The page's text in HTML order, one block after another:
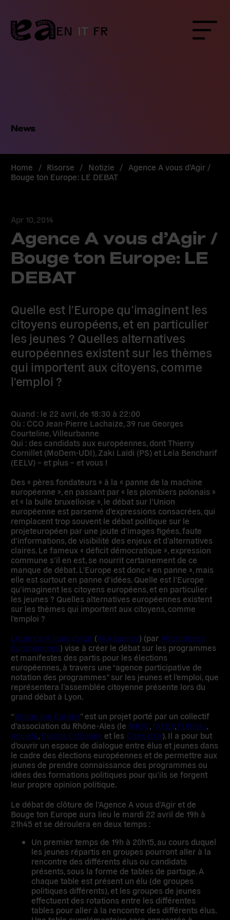
Skip
to
content
EN IT FR Menu
News
Home / Risorse / Notizie / Agence A vous d’Agir /
Bouge ton Europe: LE DEBAT
Apr 10, 2014
Agence A vous d’Agir /
Bouge ton Europe: LE
DEBAT
Quelle est l’Europe qu’imaginent les
citoyens européens, et en particulier
les jeunes ? Quelles alternatives
européennes existent sur les thèmes
qui importent aux citoyens, comme
l'emploi ?
Quand : le 22 avril, de 18:30 à 22:00
Où : CCO Jean-Pierre Lachaize, 39 rue Georges
Courteline, Villeurbanne
Qui : des candidats aux européennes, dontThierry
Cornillet (MoDem-UDI), Zaki Laïdi (PS) et Lela Bencharif
(EELV) – et plus – et vous !
Des « pères fondateurs » à la « panne de la machine
européenne », en passant par « les plombiers polonais »
et « la bulle bruxelloise », le débat sur l’Union
européenne est parsemé d’expressions consacrées, qui
remplacent trop souvent le débat politique sur le
projeteuropéen par une joute d’images figées, faute
d’informations, de visibilité des enjeux et d’alternatives
claires. Le fameux « déficit démocratique », expression
commune s’il en est, se nourrit certainement de ce
manque de débat. L’Europe est donc « en panne », mais
elle est surtout en panne d’idées. Quelle est l’Europe
qu’imaginent les citoyens européens, et en particulier
les jeunes ? Quelles alternatives européennes existent
sur les thèmes qui importent aux citoyens, comme
l’emploi ?
L’Agence A vous d’Agir (#AAAgency) (par Alternatives
Européennes) vise à créer le débat sur les programmes
et manifestes des partis pour les élections
européennes, à travers une “agence participative de
notation des programmes” sur les jeunes et l’emploi, que
représentera l’assemblée citoyenne présente lors du
grand débat à Lyon.
“Bouge ton Europe” est un projet porté par un collectif
d’association du Rhône-Ales (le MRJC, l’AFEV,l’URHAJ,
Anciela, Esprits Critiques et les Cités d’Or). Il a pour but
d’ouvrir un espace de dialogue entre élus et jeunes dans
le cadre des élections européennes et de permettre aux
jeunes de prendre connaissance des programmes ou
idées des formations politiques pour qu’ils se forgent
leur propre opinion politique.
Le débat de clôture de l’Agence A vous d’Agir et de
Bouge ton Europe aura lieu le mardi 22 avril de 19h à
21h45 et se déroulera en deux temps :
Un premier temps de 19h à 20h15 , au cours duquel
les jeunes répartis en groupes pourront aller à la
rencontre des différents élus ou candidats
présents, sous la forme de tables de partage. A
chaque table est présent un élu (de groupes
politiques différents), et les groupes de jeunes
effectuent des rotations entre les différentes
tables pour aller à la rencontre des différents élus.